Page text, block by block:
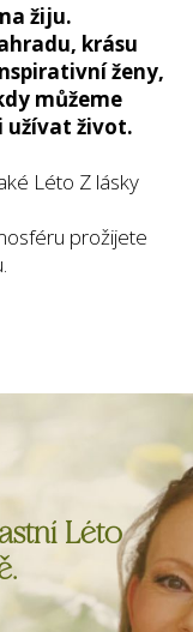
žiju.
krásu
ženy,
můžeme
užívat život.
Léto Z lásky
prožijete
Léto